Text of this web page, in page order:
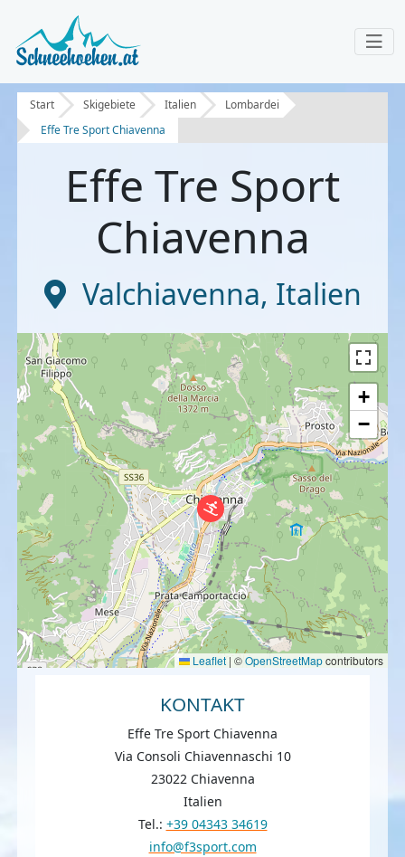
Start Skigebiete Italien
Lombardei
Effe Tre Sport Chiavenna
Effe Tre Sport
Chiavenna
Valchiavenna, Italien
+
−
Leaflet | ©OpenStreetMapcontributors
KONTAKT
Effe Tre Sport Chiavenna
Via Consoli Chiavennaschi 10
23022 Chiavenna
Italien
Tel.: +39 04343 34619
info@f3sport.com